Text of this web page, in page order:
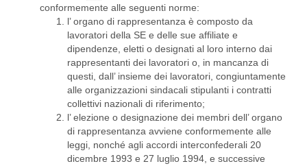
conformemente alle seguenti norme:
l’ organo di rappresentanza è composto da
lavoratori della SE e delle sue affiliate e
dipendenze, eletti o designati al loro interno dai
rappresentanti dei lavoratori o, in mancanza di
questi, dall’ insieme dei lavoratori, congiuntamente
alle organizzazioni sindacali stipulanti i contratti
collettivi nazionali di riferimento;
l’ elezione o designazione dei membri dell’ organo
di rappresentanza avviene conformemente alle
leggi, nonché agli accordi interconfederali 20
dicembre 1993 e 27 luglio 1994, e successive